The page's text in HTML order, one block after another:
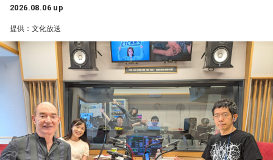
武田砂鉄「はい」
キャンベル「8時15分に1分間の黙祷がありました。この黙祷
の、日本や世界における歴史を振り返ってみると、実は日本
には独自のあり方というものがありまして。
私たちは『1分』という時間が、わりと共有されているわけで
すけれども、世界では、例えば私が育ったアメリカでは
『Moment of Silence』というふうに言われていて、時間が
決められていないんです。30秒だったり40秒だったりという
2026.08.06 up
提供：文化放送